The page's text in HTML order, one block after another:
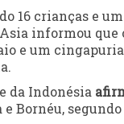
16 crianças e
informou que
e um
da Indonésia
segundo